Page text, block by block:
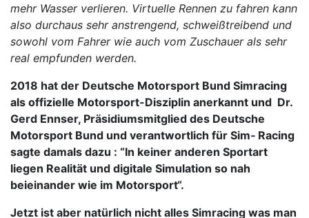
mehr Wasser verlieren. Virtuelle Rennen zu fahren kann
also durchaus sehr anstrengend, schweißtreibend und
sowohl vom Fahrer wie auch vom Zuschauer als sehr
real empfunden werden.
2018 hat der Deutsche Motorsport Bund Simracing
als offizielle Motorsport-Disziplin anerkannt und Dr.
Gerd Ennser, Präsidiumsmitglied des Deutsche
Motorsport Bund und verantwortlich für Sim‑ Racing
sagte damals dazu : “In keiner anderen Sportart
liegen Realität und digitale Simulation so nah
beieinander wie im Motorsport“.
Jetzt ist aber natürlich nicht alles Simracing was man